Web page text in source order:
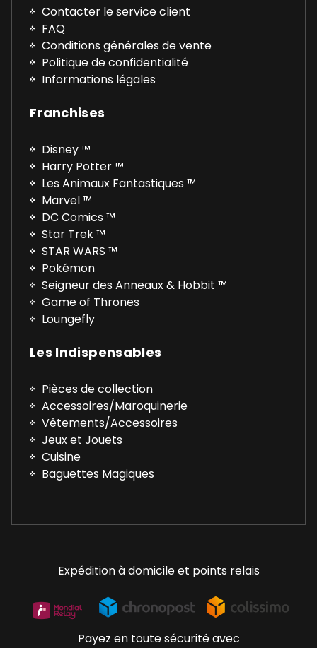
Contacter le service client
FAQ
Conditions générales de vente
Politique de confidentialité
Informations légales
Franchises
Disney ™
Harry Potter ™
Les Animaux Fantastiques ™
Marvel ™
DC Comics ™
Star Trek ™
STAR WARS ™
Pokémon
Seigneur des Anneaux & Hobbit ™
Game of Thrones
Loungefly
Les Indispensables
Pièces de collection
Accessoires/Maroquinerie
Vêtements/Accessoires
Jeux et Jouets
Cuisine
Baguettes Magiques
Expédition à domicile et points relais
Payez en toute sécurité avec